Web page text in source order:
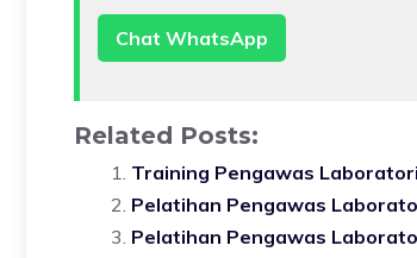
Chat WhatsApp
Related Posts:
Training Pengawas
Pelatihan Pengawas
Pelatihan Pengawas